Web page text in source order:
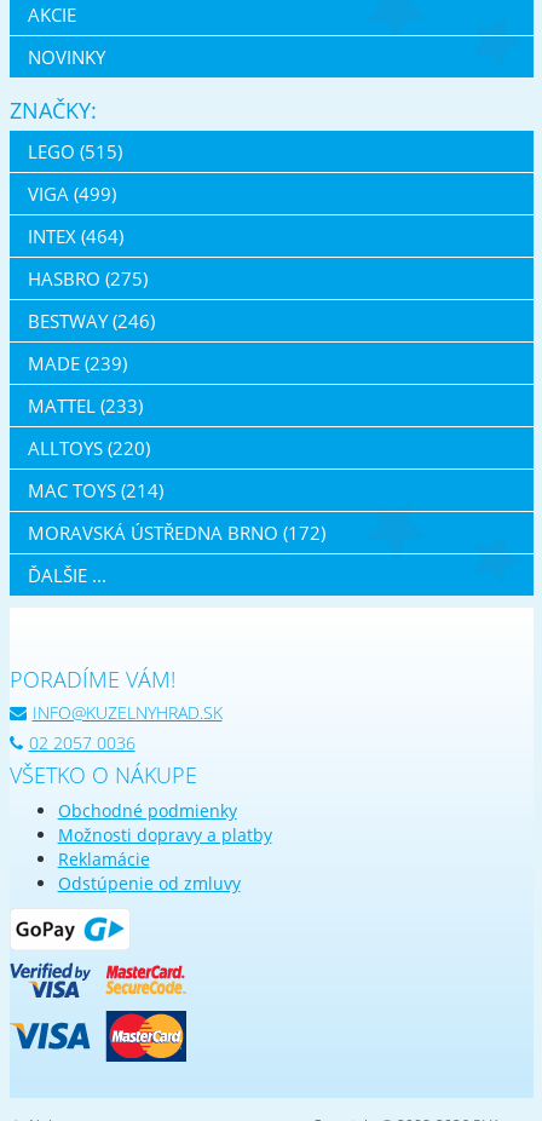
AKCIE
NOVINKY
ZNAČKY:
LEGO (515)
VIGA (499)
INTEX (464)
HASBRO (275)
BESTWAY (246)
MADE (239)
MATTEL (233)
ALLTOYS (220)
MAC TOYS (214)
MORAVSKÁ ÚSTŘEDNA BRNO (172)
ĎALŠIE ...
PORADÍME VÁM!
INFO@KUZELNYHRAD.SK
02 2057 0036
VŠETKO O NÁKUPE
Obchodné podmienky
Možnosti dopravy a platby
Reklamácie
Odstúpenie od zmluvy